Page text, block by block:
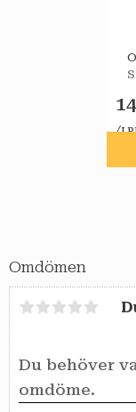
Omdömen
/